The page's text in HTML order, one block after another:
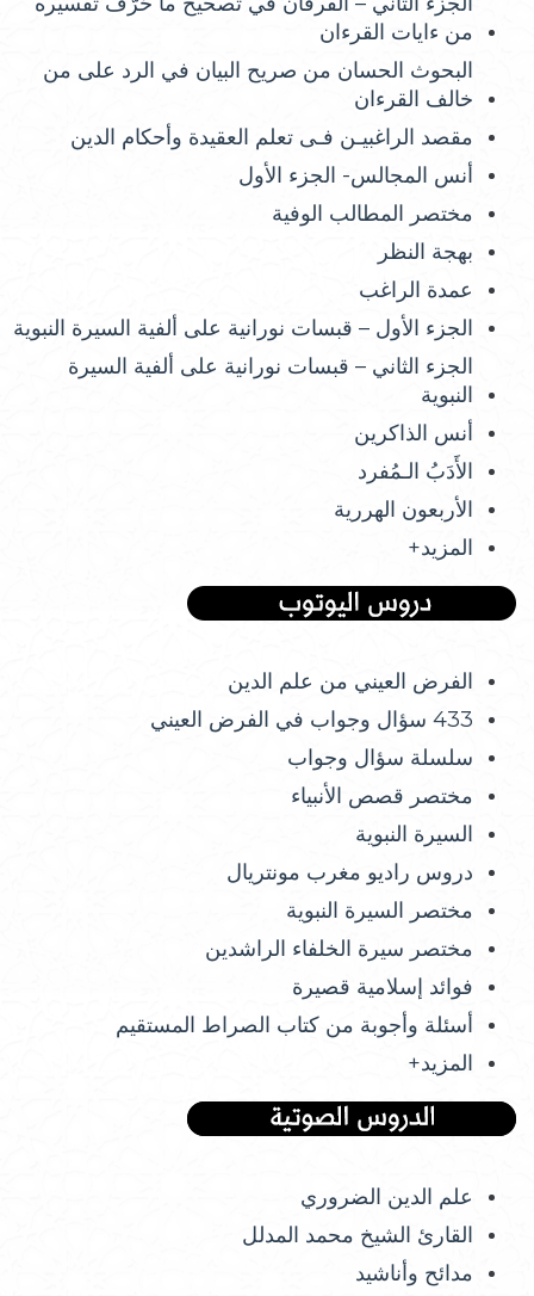
من ءايات القرءان
البحوث الحسان من صريح البيان في الرد على من
خالف القرءان
مقصد الراغبيـن فـى تعلم العقيدة وأحكام الدين
أنس المجالس- الجزء الأول
مختصر المطالب الوفية
بهجة النظر
عمدة الراغب
الجزء الأول – قبسات نورانية على ألفية السيرة النبوية
الجزء الثاني – قبسات نورانية على ألفية السيرة
النبوية
أنس الذاكرين
الأَدَبُ الـمُفرد
الأربعون الهررية
المزيد+
الفرض العيني من علم الدين
433 سؤال وجواب في الفرض العيني
سلسلة سؤال وجواب
مختصر قصص الأنبياء
السيرة النبوية
دروس راديو مغرب مونتريال
مختصر السيرة النبوية
مختصر سيرة الخلفاء الراشدين
فوائد إسلامية قصيرة
أسئلة وأجوبة من كتاب الصراط المستقيم
المزيد+
علم الدين الضروري
القارئ الشيخ محمد المدلل
مدائح وأناشيد